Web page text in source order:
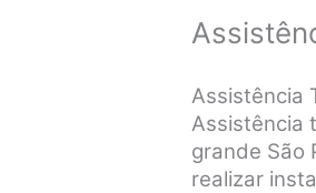
Assistência
Assistência
grande São
realizar